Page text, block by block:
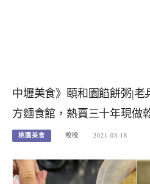
中壢美食》頤和園餡餅粥|老
方麵食館，熱賣三十年現做
桃園美食 咬咬 2021-03-18